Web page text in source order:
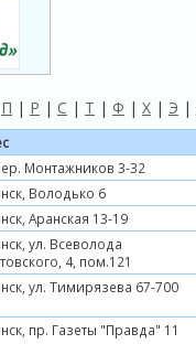
П | Р | С | Т | Ф | Х | Э |
Монтажников 3-32
Володько 6
Аранская 13-19
ул. Всеволода
4, пом.121
ул. Тимирязева 67-700
пр. Газеты "Правда" 11